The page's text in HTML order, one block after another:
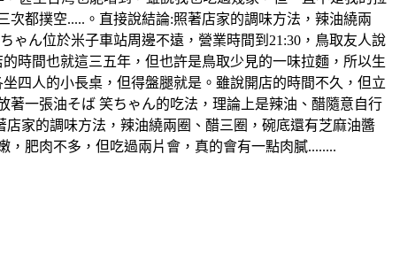
都撲空.....。直接說結論:照著店家的調味方法，辣油繞兩
ん位於米子車站周邊不遠，營業時間到21:30，鳥取友人說
時間也就這三五年，但也許是鳥取少見的一味拉麵，所以生
四人的小長桌，但得盤腿就是。雖說開店的時間不久，但立
一張油そば 笑ちゃん的吃法，理論上是辣油、醋隨意自行
家的調味方法，辣油繞兩圈、醋三圈，碗底還有芝麻油醬
肥肉不多，但吃過兩片會，真的會有一點肉膩........